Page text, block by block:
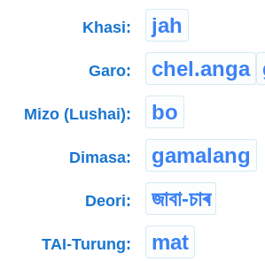
Khasi: jah
Garo: chel.anga
Mizo (Lushai): bo
Dimasa: gamalang
Deori: জাবা-চাৰ
TAI-Turung: mat